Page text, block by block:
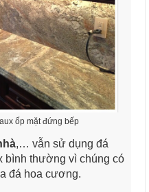
ốp mặt đứng bếp
,… vẫn sử dụng đá
bình thường vì chúng có
đá hoa cương.